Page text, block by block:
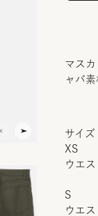
マス
ャバ
サイズ
XS
ウエ
S
ウエ